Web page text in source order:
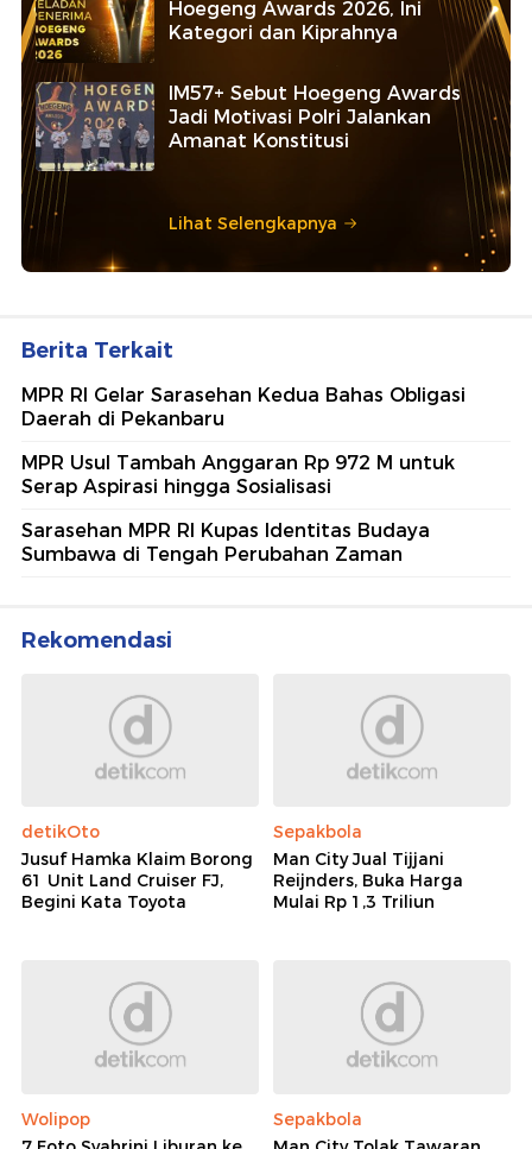
Hoegeng Awards 2026, Ini
Kategori dan Kiprahnya
IM57+ Sebut Hoegeng Awards
Jadi Motivasi Polri Jalankan
Amanat Konstitusi
Lihat Selengkapnya
Berita Terkait
MPR RI Gelar Sarasehan Kedua Bahas Obligasi
Daerah di Pekanbaru
MPR Usul Tambah Anggaran Rp 972 M untuk
Serap Aspirasi hingga Sosialisasi
Sarasehan MPR RI Kupas Identitas Budaya
Sumbawa di Tengah Perubahan Zaman
Rekomendasi
detikOto
Jusuf Hamka Klaim Borong
61 Unit Land Cruiser FJ,
Begini Kata Toyota
Sepakbola
Man City Jual Tijjani
Reijnders, Buka Harga
Mulai Rp 1,3 Triliun
Wolipop
Sepakbola